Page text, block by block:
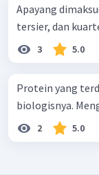
Apayang
tersier, dan
3 5.0
Protein yang
biologisnya.
2 5.0